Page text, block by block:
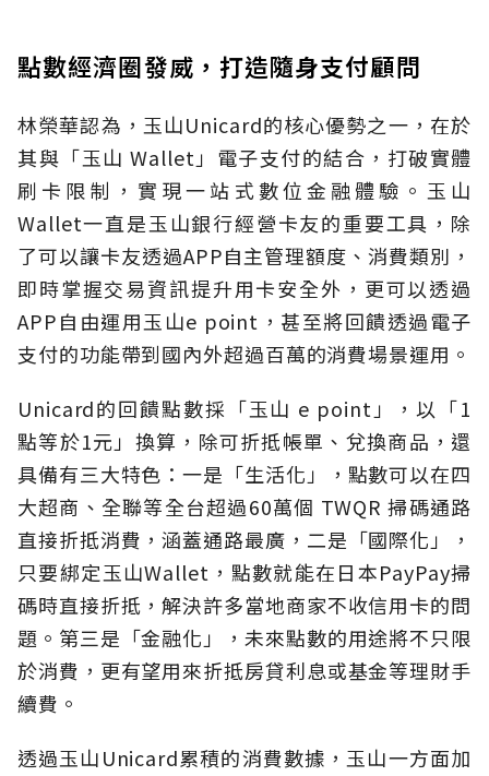
點數經濟圈發威，打造隨身支付顧問
林榮華認為，玉山Unicard的核心優勢之一，在於
其與「玉山 Wallet」電子支付的結合，打破實體
刷卡限制，實現一站式數位金融體驗。玉山
Wallet一直是玉山銀行經營卡友的重要工具，除
了可以讓卡友透過APP自主管理額度、消費類別，
即時掌握交易資訊提升用卡安全外，更可以透過
APP自由運用玉山e point，甚至將回饋透過電子
支付的功能帶到國內外超過百萬的消費場景運用。
Unicard的回饋點數採「玉山 e point」，以「1
點等於1元」換算，除可折抵帳單、兌換商品，還
具備有三大特色：一是「生活化」，點數可以在四
大超商、全聯等全台超過60萬個 TWQR 掃碼通路
直接折抵消費，涵蓋通路最廣，二是「國際化」，
只要綁定玉山Wallet，點數就能在日本PayPay掃
碼時直接折抵，解決許多當地商家不收信用卡的問
題。第三是「金融化」，未來點數的用途將不只限
於消費，更有望用來折抵房貸利息或基金等理財手
續費。
透過玉山Unicard累積的消費數據，玉山一方面加